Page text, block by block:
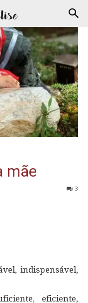
mãe
3
indispensável,
eficiente,